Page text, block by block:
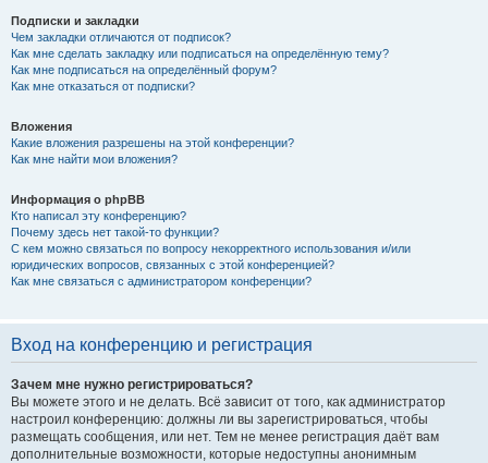
Подписки и закладки
Чем закладки отличаются от подписок?
Как мне сделать закладку или подписаться на определённую тему?
Как мне подписаться на определённый форум?
Как мне отказаться от подписки?
Вложения
Какие вложения разрешены на этой конференции?
Как мне найти мои вложения?
Информация о phpBB
Кто написал эту конференцию?
Почему здесь нет такой-то функции?
С кем можно связаться по вопросу некорректного использования и/или
юридических вопросов, связанных с этой конференцией?
Как мне связаться с администратором конференции?
Вход на конференцию и регистрация
Зачем мне нужно регистрироваться?
Вы можете этого и не делать. Всё зависит от того, как администратор
настроил конференцию: должны ли вы зарегистрироваться, чтобы
размещать сообщения, или нет. Тем не менее регистрация даёт вам
дополнительные возможности, которые недоступны анонимным